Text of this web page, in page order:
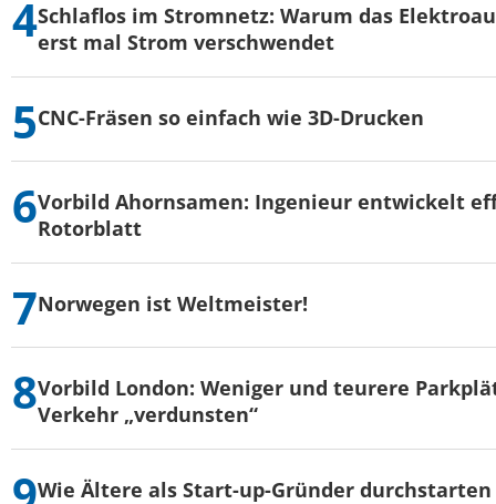
Schlaflos im Stromnetz: Warum das
erst mal Strom verschwendet
CNC-Fräsen so einfach wie 3D-Drucken
Vorbild Ahornsamen: Ingenieur entwickelt
Rotorblatt
Norwegen ist Weltmeister!
Vorbild London: Weniger und teurere
Verkehr „verdunsten“
Wie Ältere als Start-up-Gründer durchstarten